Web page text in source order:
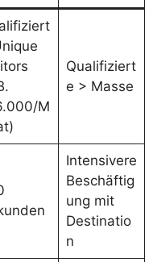
M
Qualifiziert
e > Masse
Intensivere
Beschäftig
ung mit
Destinatio
n